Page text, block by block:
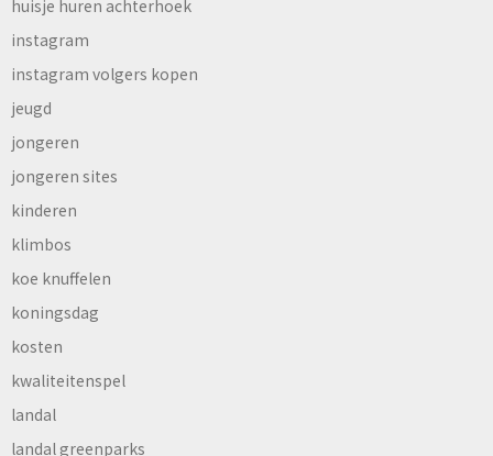
huisje huren achterhoek
instagram
instagram volgers kopen
jeugd
jongeren
jongeren sites
kinderen
klimbos
koe knuffelen
koningsdag
kosten
kwaliteitenspel
landal
landal greenparks